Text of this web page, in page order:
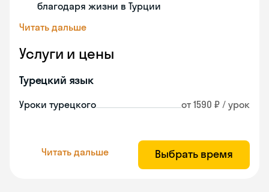
благодаря жизни в Турции
Читать дальше
Услуги и цены
Турецкий язык
Уроки турецкого от 1590 ₽ / урок
Читать дальше Выбрать время